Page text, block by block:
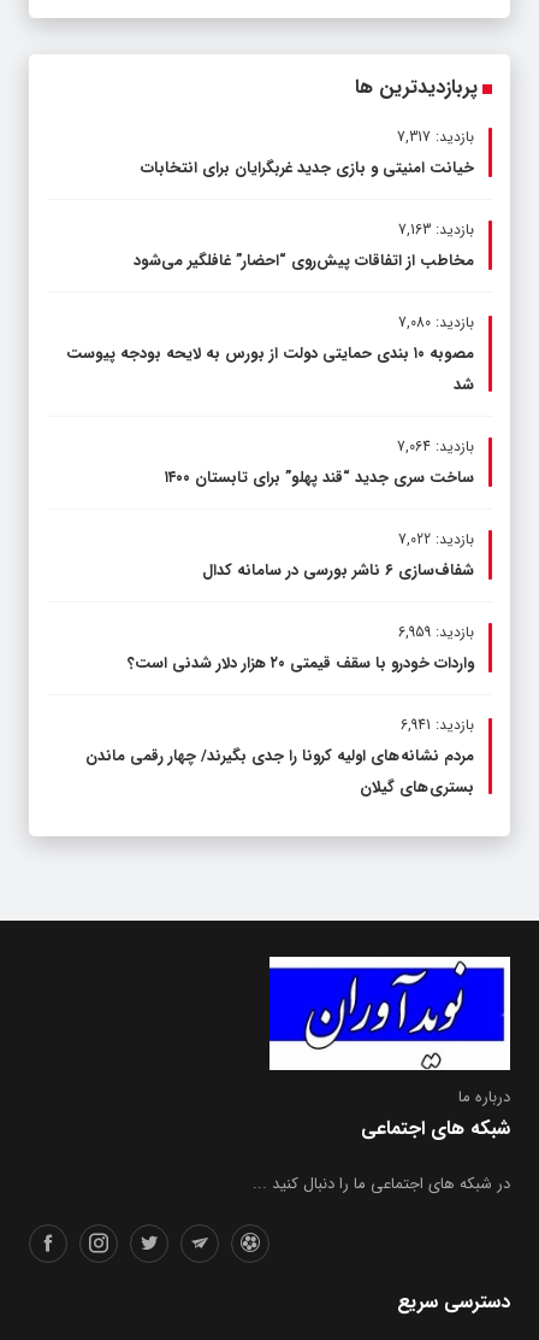
پربازدیدترین ها
بازدید: 7,317
خیانت امنیتی و بازی جدید غربگرایان برای انتخابات
بازدید: 7,163
مخاطب از اتفاقات پیش‌روی “احضار” غافلگیر می‌شود
بازدید: 7,080
مصوبه ۱۰ بندی حمایتی دولت از بورس به لایحه بودجه پیوست
شد
بازدید: 7,064
ساخت سری جدید “قند پهلو” برای تابستان ۱۴۰۰
بازدید: 7,022
شفاف‌سازی ۶ ناشر بورسی در سامانه کدال
بازدید: 6,959
واردات خودرو با سقف قیمتی ۲۰ هزار دلار شدنی است؟
بازدید: 6,941
مردم نشانه های اولیه کرونا را جدی بگیرند/ چهار رقمی ماندن
بستری های گیلان
درباره ما
شبکه های اجتماعی
در شبکه های اجتماعی ما را دنبال کنید ...
دسترسی سریع